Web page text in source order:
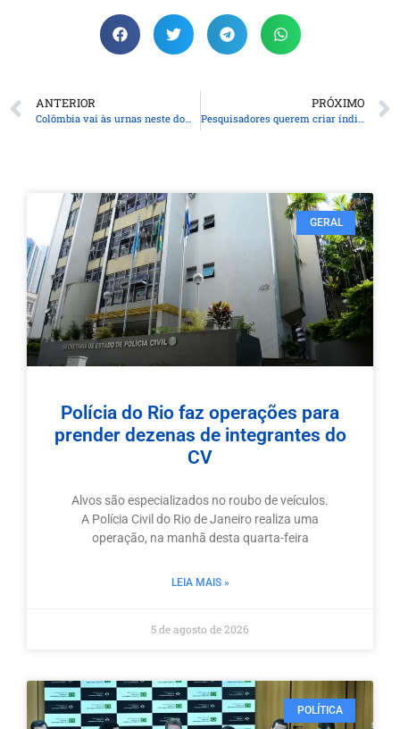
ANTERIOR
Colômbia vai às urnas neste domingo para eleger próximo presidente
PRÓXIMO
Pesquisadores querem criar índice para “traduzir” estresse ambiental
GERAL
Polícia do Rio faz operações para
prender dezenas de integrantes do
CV
Alvos são especializados no roubo de veículos.
A Polícia Civil do Rio de Janeiro realiza uma
operação, na manhã desta quarta-feira
LEIA MAIS »
5 de agosto de 2026
POLÍTICA